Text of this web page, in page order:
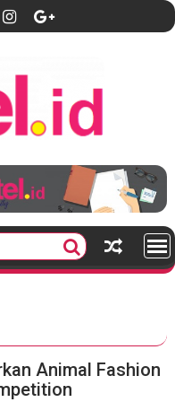
Animal Fashion